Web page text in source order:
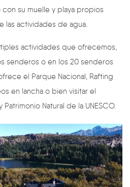
su muelle y playa propios
actividades de agua.
actividades que ofrecemos,
senderos o en los 20 senderos
el Parque Nacional, Rafting
en lancha o bien visitar el
Natural de la UNESCO.